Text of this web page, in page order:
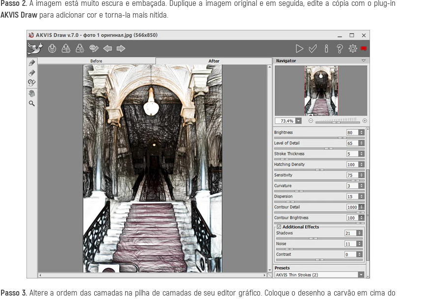
Passo 2. A imagem está muito escura e embaçada. Duplique a imagem original e em seguida, edite a cópia com o plug-in
AKVIS Draw para adicionar cor e torna-la mais nítida.
Passo 3.Altere a ordem das camadas na pilha de camadas de seu editor gráfico. Coloque o desenho a carvão em cima do